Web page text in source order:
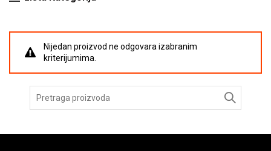
Nijedan proizvod ne odgovara izabranim
kriterijumima.